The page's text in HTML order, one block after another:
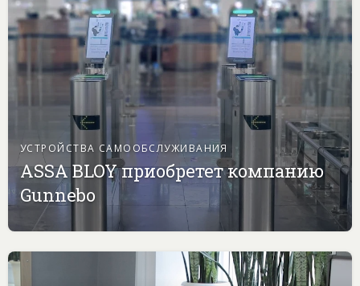
УСТРОЙСТВА САМООБСЛУЖИВАНИЯ
ASSA BLOY приобретет компанию
Gunnebo